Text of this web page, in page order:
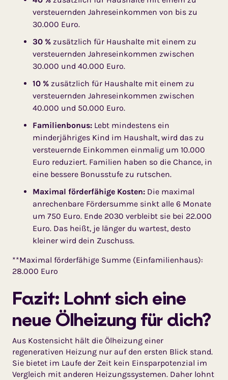
versteuernden Jahreseinkommen von bis zu
30.000 Euro.
30 % zusätzlich für Haushalte mit einem zu
versteuernden Jahreseinkommen zwischen
30.000 und 40.000 Euro.
10 % zusätzlich für Haushalte mit einem zu
versteuernden Jahreseinkommen zwischen
40.000 und 50.000 Euro.
Familienbonus: Lebt mindestens ein
minderjähriges Kind im Haushalt, wird das zu
versteuernde Einkommen einmalig um 10.000
Euro reduziert. Familien haben so die Chance, in
eine bessere Bonusstufe zu rutschen.
Maximal förderfähige Kosten: Die maximal
anrechenbare Fördersumme sinkt alle 6 Monate
um 750 Euro. Ende 2030 verbleibt sie bei 22.000
Euro. Das heißt, je länger du wartest, desto
kleiner wird dein Zuschuss.
**Maximal förderfähige Summe (Einfamilienhaus):
28.000 Euro
Fazit: Lohnt sich eine
neue Ölheizung für dich?
Aus Kostensicht hält die Ölheizung einer
regenerativen Heizung nur auf den ersten Blick stand.
Sie bietet im Laufe der Zeit kein Einsparpotenzial im
Vergleich mit anderen Heizungssystemen. Daher lohnt